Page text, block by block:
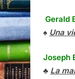
Gerald
♠ Una
Joseph
♣ La